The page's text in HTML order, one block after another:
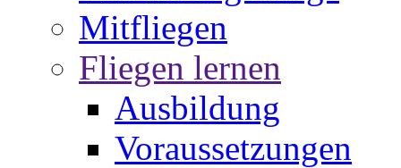
Mitfliegen
Fliegen lernen
Ausbildung
Voraussetzungen